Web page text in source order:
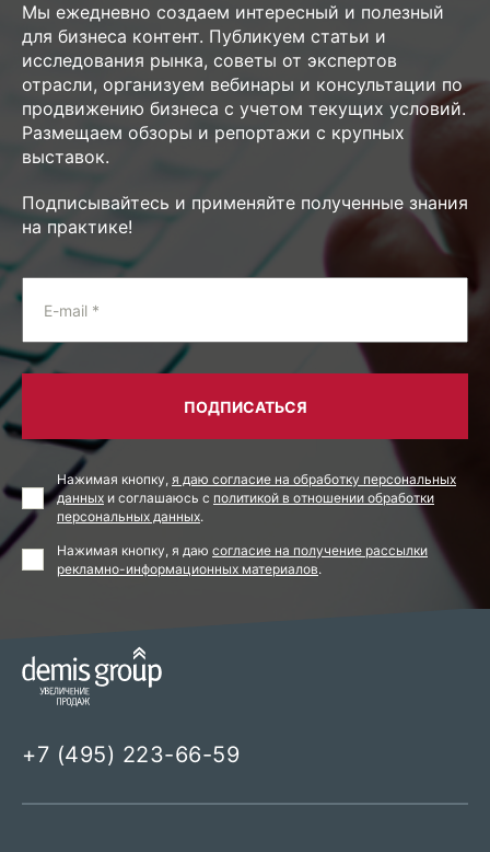
Мы ежедневно создаем интересный и полезный
для бизнеса контент. Публикуем статьи и
исследования рынка, советы от экспертов
отрасли, организуем вебинары и консультации по
продвижению бизнеса с учетом текущих условий.
Размещаем обзоры и репортажи с крупных
выставок.
Подписывайтесь и применяйте полученные знания
на практике!
E-mail *
ПОДПИСАТЬСЯ
Нажимая кнопку, я даю согласие на обработку персональных
данных и соглашаюсь с политикой в отношении обработки
персональных данных.
Нажимая кнопку, я даю согласие на получение рассылки
рекламно-информационных материалов.
+7 (495) 223-66-59